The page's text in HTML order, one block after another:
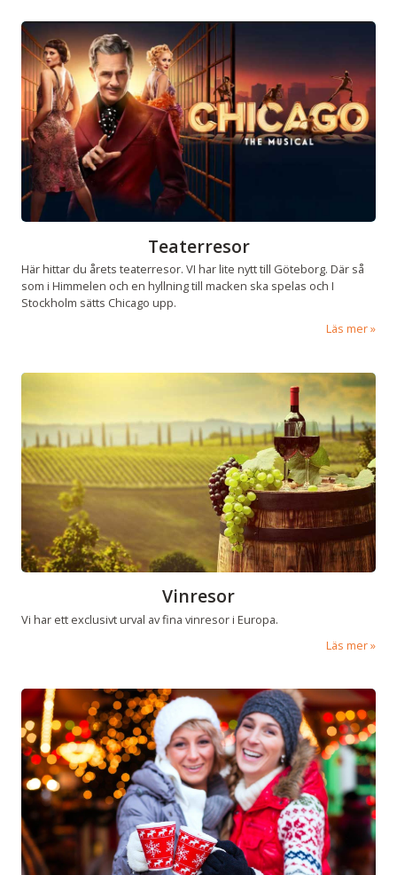
Teaterresor
Här hittar du årets teaterresor. VI har lite nytt till Göteborg. Där så
som i Himmelen och en hyllning till macken ska spelas och I
Stockholm sätts Chicago upp.
Läs mer
Vinresor
Vi har ett exclusivt urval av fina vinresor i Europa.
Läs mer